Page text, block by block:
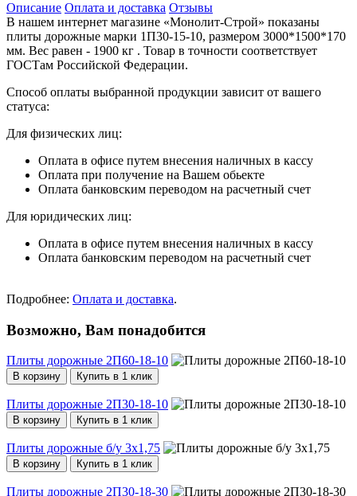
Описание Оплата и доставка Отзывы
В нашем интернет магазине «Монолит-Строй» показаны
плиты дорожные марки 1П30-15-10, размером 3000*1500*170
мм. Вес равен - 1900 кг . Товар в точности соответствует
ГОСТам Российской Федерации.
Способ оплаты выбранной продукции зависит от вашего
статуса:
Для физических лиц:
Оплата в офисе путем внесения наличных в кассу
Оплата при получение на Вашем обьекте
Оплата банковским переводом на расчетный счет
Для юридических лиц:
Оплата в офисе путем внесения наличных в кассу
Оплата банковским переводом на расчетный счет
Подробнее: Оплата и доставка.
Возможно, Вам понадобится
Плиты дорожные 2П60-18-10
В корзину Купить в 1 клик
Плиты дорожные 2П30-18-10
В корзину Купить в 1 клик
Плиты дорожные б/у 3x1,75
В корзину Купить в 1 клик
Плиты дорожные 2П30-18-30